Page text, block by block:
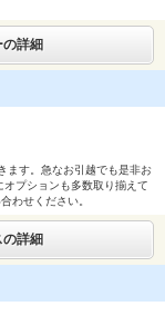
の詳細
ます。急なお引越でも是非お
プションも多数取り揃えて
わせください。
の詳細